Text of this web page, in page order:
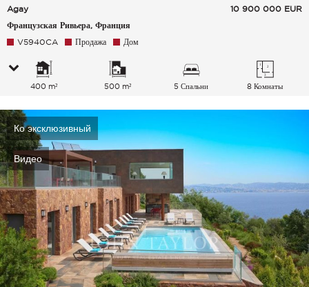
Agay
Французская Ривьера, Франция
10 900 000 EUR
V5940CA Продажа Дом
400 m² 500 m² 5 Спальни 8 Комнаты
Ко эксклюзивный
Видео